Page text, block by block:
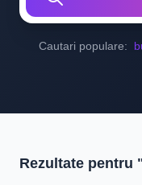
Cautari populare:
Rezultate pentru